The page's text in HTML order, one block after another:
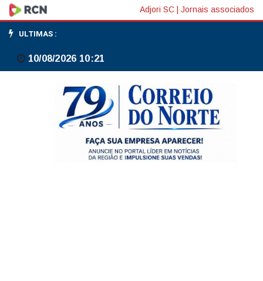
Focus:
projeção
de
crescimento
Adjori SC Jornais associados
ULTIMAS :
10/08/2026 10:21